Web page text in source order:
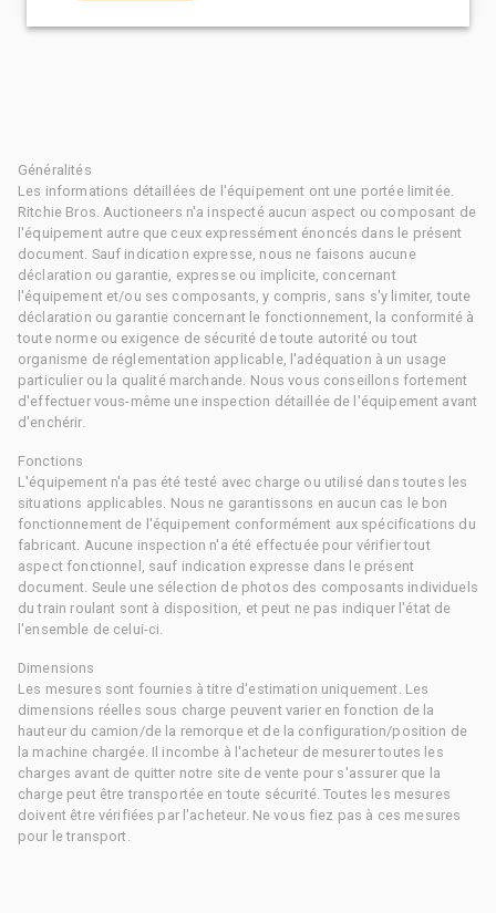
Généralités
Les informations détaillées de l'équipement ont une portée limitée.
Ritchie Bros. Auctioneers n'a inspecté aucun aspect ou composant de
l'équipement autre que ceux expressément énoncés dans le présent
document. Sauf indication expresse, nous ne faisons aucune
déclaration ou garantie, expresse ou implicite, concernant
l'équipement et/ou ses composants, y compris, sans s'y limiter, toute
déclaration ou garantie concernant le fonctionnement, la conformité à
toute norme ou exigence de sécurité de toute autorité ou tout
organisme de réglementation applicable, l'adéquation à un usage
particulier ou la qualité marchande. Nous vous conseillons fortement
d'effectuer vous-même une inspection détaillée de l'équipement avant
d'enchérir.
Fonctions
L'équipement n'a pas été testé avec charge ou utilisé dans toutes les
situations applicables. Nous ne garantissons en aucun cas le bon
fonctionnement de l'équipement conformément aux spécifications du
fabricant. Aucune inspection n'a été effectuée pour vérifier tout
aspect fonctionnel, sauf indication expresse dans le présent
document. Seule une sélection de photos des composants individuels
du train roulant sont à disposition, et peut ne pas indiquer l'état de
l'ensemble de celui-ci.
Dimensions
Les mesures sont fournies à titre d'estimation uniquement. Les
dimensions réelles sous charge peuvent varier en fonction de la
hauteur du camion/de la remorque et de la configuration/position de
la machine chargée. Il incombe à l'acheteur de mesurer toutes les
charges avant de quitter notre site de vente pour s'assurer que la
charge peut être transportée en toute sécurité. Toutes les mesures
doivent être vérifiées par l'acheteur. Ne vous fiez pas à ces mesures
pour le transport.